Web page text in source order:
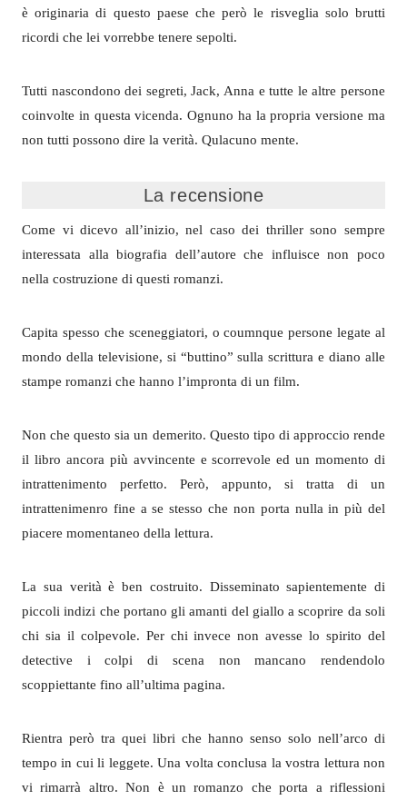
è originaria di questo paese che però le risveglia solo brutti
ricordi che lei vorrebbe tenere sepolti.
Tutti nascondono dei segreti, Jack, Anna e tutte le altre persone
coinvolte in questa vicenda. Ognuno ha la propria versione ma
non tutti possono dire la verità. Qulacuno mente.
La recensione
Come vi dicevo all’inizio, nel caso dei thriller sono sempre
interessata alla biografia dell’autore che influisce non poco
nella costruzione di questi romanzi.
Capita spesso che sceneggiatori, o coumnque persone legate al
mondo della televisione, si “buttino” sulla scrittura e diano alle
stampe romanzi che hanno l’impronta di un film.
Non che questo sia un demerito. Questo tipo di approccio rende
il libro ancora più avvincente e scorrevole ed un momento di
intrattenimento perfetto. Però, appunto, si tratta di un
intrattenimenro fine a se stesso che non porta nulla in più del
piacere momentaneo della lettura.
La sua verità è ben costruito. Disseminato sapientemente di
piccoli indizi che portano gli amanti del giallo a scoprire da soli
chi sia il colpevole. Per chi invece non avesse lo spirito del
detective i colpi di scena non mancano rendendolo
scoppiettante fino all’ultima pagina.
Rientra però tra quei libri che hanno senso solo nell’arco di
tempo in cui li leggete. Una volta conclusa la vostra lettura non
vi rimarrà altro. Non è un romanzo che porta a riflessioni